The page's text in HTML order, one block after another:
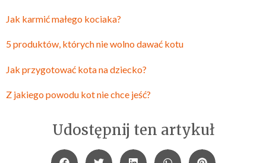
Jak karmić małego kociaka?
5 produktów, których nie wolno dawać kotu
Jak przygotować kota na dziecko?
Z jakiego powodu kot nie chce jeść?
Udostępnij ten artykuł